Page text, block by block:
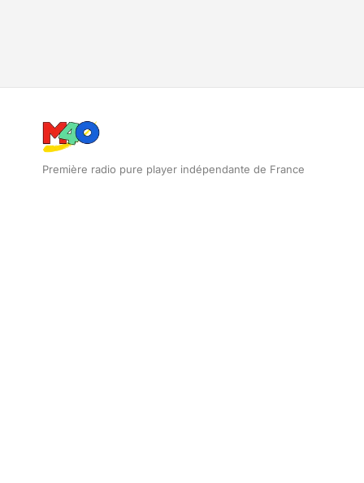
Première radio pure player indépendante de France